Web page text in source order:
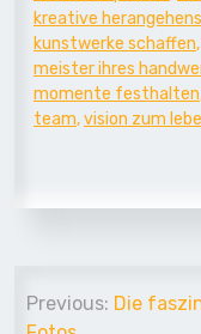
kreative
kunstwerke schaffen,
meister ihres
momente festhalten
team,vision zum
Beitrags-
Navigation
Previous: Die